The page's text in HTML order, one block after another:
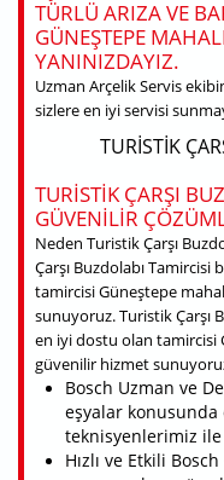
TÜRLÜ ARIZA VE
GÜNEŞTEPE
YANINIZDAYIZ.
Uzman Arçelik Servis
sizlere en iyi servisi
TURISTIK
TURISTIK ÇARŞI
GÜVENILIR
Neden Turistik Çarşı
Çarşı Buzdolabı Tamircisi
tamircisi Güneştepe
sunuyoruz. Turistik Çarşı
en iyi dostu olan tamircisi
güvenilir hizmet
Bosch Uzman ve
eşyalar konusunda
teknisyenlerimiz
Hızlı ve Etkili